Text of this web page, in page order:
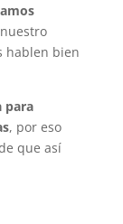
hablen bien
para
, por eso
que así